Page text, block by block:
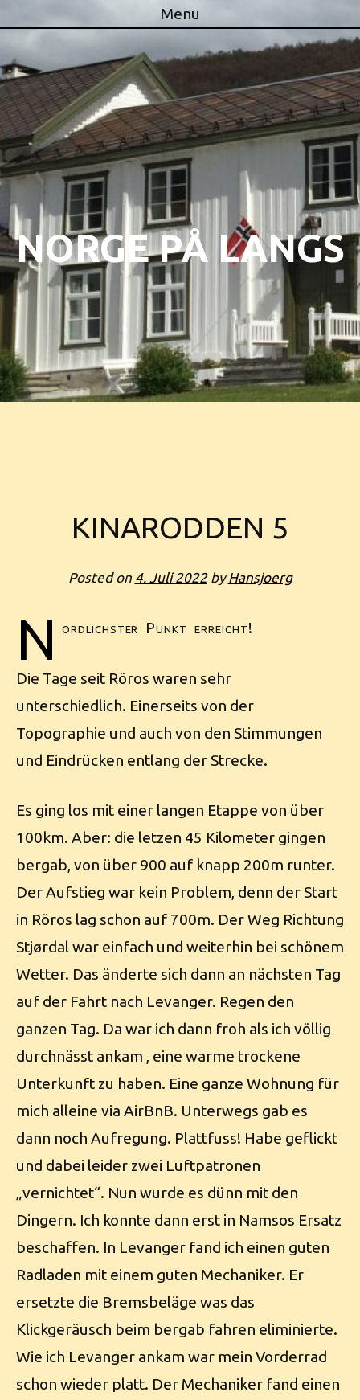
Menu
Skip to content
NORGE PÅ LANGS
KINARODDEN 5
Posted on 4. Juli 2022byHansjoerg
N ördlichster Punkt erreicht!
Die Tage seit Röros waren sehr
unterschiedlich. Einerseits von der
Topographie und auch von den Stimmungen
und Eindrücken entlang der Strecke.
Es ging los mit einer langen Etappe von über
100km. Aber: die letzen 45 Kilometer gingen
bergab, von über 900 auf knapp 200m runter.
Der Aufstieg war kein Problem, denn der Start
in Röros lag schon auf 700m. Der Weg Richtung
Stjørdal war einfach und weiterhin bei schönem
Wetter. Das änderte sich dann an nächsten Tag
auf der Fahrt nach Levanger. Regen den
ganzen Tag. Da war ich dann froh als ich völlig
durchnässt ankam , eine warme trockene
Unterkunft zu haben. Eine ganze Wohnung für
mich alleine via AirBnB. Unterwegs gab es
dann noch Aufregung. Plattfuss! Habe geflickt
und dabei leider zwei Luftpatronen
„vernichtet“. Nun wurde es dünn mit den
Dingern. Ich konnte dann erst in Namsos Ersatz
beschaffen. In Levanger fand ich einen guten
Radladen mit einem guten Mechaniker. Er
ersetzte die Bremsbeläge was das
Klickgeräusch beim bergab fahren eliminierte.
Wie ich Levanger ankam war mein Vorderrad
schon wieder platt. Der Mechaniker fand einen